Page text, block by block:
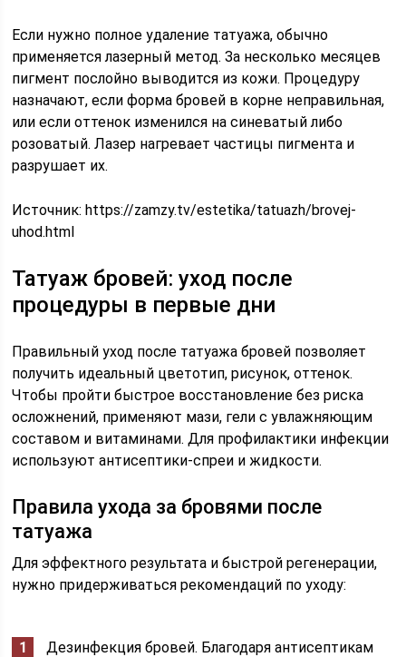
Если нужно полное удаление татуажа, обычно
применяется лазерный метод. За несколько месяцев
пигмент послойно выводится из кожи. Процедуру
назначают, если форма бровей в корне неправильная,
или если оттенок изменился на синеватый либо
розоватый. Лазер нагревает частицы пигмента и
разрушает их.
Источник:https://zamzy.tv/estetika/tatuazh/brovej-
uhod.html
Татуаж бровей: уход после
процедуры в первые дни
Правильный уход после татуажа бровей позволяет
получить идеальный цветотип, рисунок, оттенок.
Чтобы пройти быстрое восстановление без риска
осложнений, применяют мази, гели с увлажняющим
составом и витаминами. Для профилактики инфекции
используют антисептики-спреи и жидкости.
Правила ухода за бровями после
татуажа
Для эффектного результата и быстрой регенерации,
нужно придерживаться рекомендаций по уходу:
Дезинфекция бровей. Благодаря антисептикам